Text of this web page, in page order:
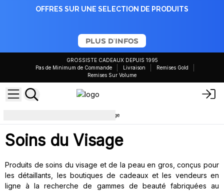
OFFRES SUR UNE SELECTION DE PRODUITS
PLUS D'INFOS
GROSSISTE CADEAUX DEPUIS 1995
Pas de Minimum de Commande
Livraison
Remises Gold
Remises Sur Volume
Soins du visage
Soins du Visage
Produits de soins du visage et de la peau en gros, conçus pour
les détaillants, les boutiques de cadeaux et les vendeurs en
ligne à la recherche de gammes de beauté fabriquées au